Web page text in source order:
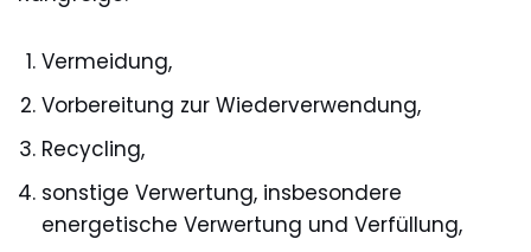
Vermeidung,
Vorbereitung zur Wiederverwendung,
Recycling,
sonstige Verwertung, insbesondere
energetische Verwertung und Verfüllung,